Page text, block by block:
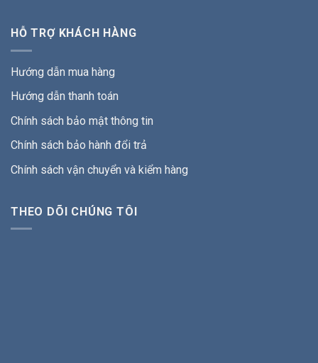
HỖ TRỢ KHÁCH HÀNG
Hướng dẫn mua hàng
Hướng dẫn thanh toán
Chính sách bảo mật thông tin
Chính sách bảo hành đổi trả
Chính sách vận chuyển và kiểm hàng
THEO DÕI CHÚNG TÔI